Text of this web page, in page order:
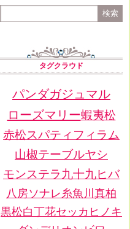
タグクラウド
パンダガジュマル
ローズマリー蝦夷松
赤松スパティフィラム
山椒テーブルヤシ
モンステラ 九十九ヒバ
八房ソナレ 糸魚川真柏
黒松白丁花セッカヒノキ